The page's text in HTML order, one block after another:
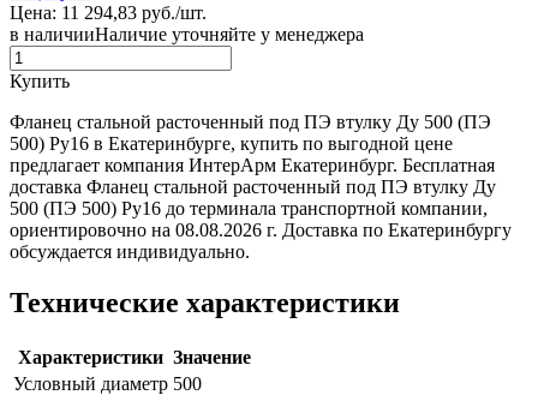
Цена: 11 294,83 руб./шт.
в наличииНаличие уточняйте у менеджера
Купить
Фланец стальной расточенный под ПЭ втулку Ду 500 (ПЭ
500) Ру16 в Екатеринбурге, купить по выгодной цене
предлагает компания ИнтерАрм Екатеринбург. Бесплатная
доставка Фланец стальной расточенный под ПЭ втулку Ду
500 (ПЭ 500) Ру16 до терминала транспортной компании,
ориентировочно на 08.08.2026 г. Доставка по Екатеринбургу
обсуждается индивидуально.
Технические характеристики
Характеристики Значение
Условный диаметр 500